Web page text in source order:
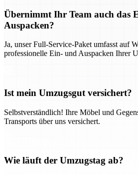
Übernimmt Ihr Team auch das
Auspacken?
Ja, unser Full-Service-Paket umfasst auf
professionelle Ein- und Auspacken Ihrer
Ist mein Umzugsgut versichert?
Selbstverständlich! Ihre Möbel und
Transports über uns versichert.
Wie läuft der Umzugstag ab?